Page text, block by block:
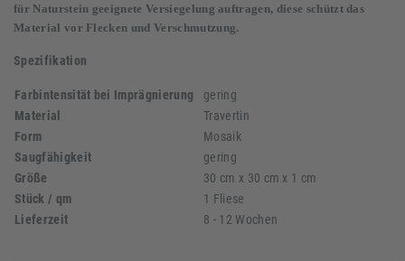
für Naturstein geeignete Versiegelung auftragen, diese schützt das
Material vor Flecken und Verschmutzung.
Spezifikation
Farbintensität bei Imprägnierung
gering
Material
Travertin
Form
Mosaik
Saugfähigkeit
gering
Größe
30 cm x 30 cm x 1 cm
Stück / qm
1 Fliese
Lieferzeit
8 - 12 Wochen